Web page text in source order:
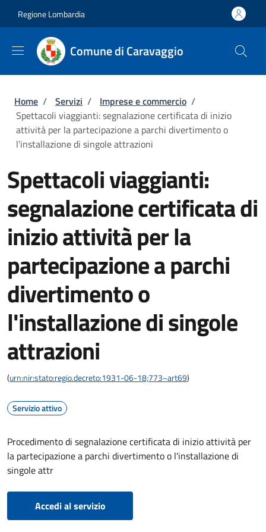
Regione Lombardia
Comune di Caravaggio
Briciole di pane
Home / Servizi / Imprese e commercio /
Spettacoli viaggianti: segnalazione certificata di inizio
attività per la partecipazione a parchi divertimento o
l'installazione di singole attrazioni
Spettacoli viaggianti:
segnalazione certificata di
inizio attività per la
partecipazione a parchi
divertimento o
l'installazione di singole
attrazioni
(urn:nir:stato:regio.decreto:1931-06-18;773~art69)
Servizio attivo
Procedimento di segnalazione certificata di inizio attività per
la partecipazione a parchi divertimento o l'installazione di
singole attr
Accedi al servizio